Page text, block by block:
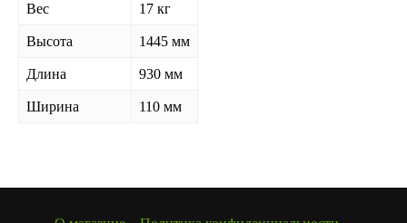
Вес 17 кг
Высота 1445 мм
Длина 930 мм
Ширина 110 мм